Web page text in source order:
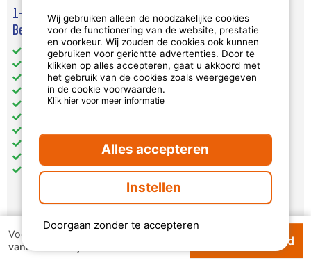
Voor 1 week
vanaf Beschikbhaarheid
1-Slaapkamer Eco Stacaravan Voor 2 Personen (+2 Extra
Bedden Mogelijk)
Totale oppervlakte (in m²): 24
Toegankelijk voor mindervaliden: nee
Huisdieren: geaccepteerd onder voorwaarden
Aparte slaapkamers: 1
Slaapplaatsen buiten slaapkamers: 1
Terras: 1
€ 270,00
Doorgaan zonder te accepteren
Wij gebruiken alleen de noodzakelijke cookies
voor de functionering van de website, prestatie
en voorkeur. Wij zouden de cookies ook kunnen
gebruiken voor gerichtte advertenties. Door te
klikken op alles accepteren, gaat u akkoord met
het gebruik van de cookies zoals weergegeven
in de cookie voorwaarden.
Klik hier voor meer informatie
Alles accepteren
Instellen